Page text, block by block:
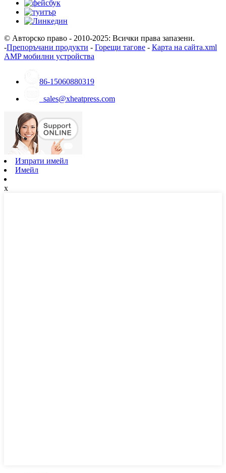
© Авторско право - 2010-2025: Всички права запазени.
-Препоръчани продукти - Горещи тагове - Карта на сайта.xml
AMP мобилни устройства
86-15060880319
sales@xheatpress.com
Изпрати имейл
Имейл
x